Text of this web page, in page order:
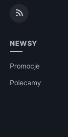
NEWSY
Promocje
Polecamy